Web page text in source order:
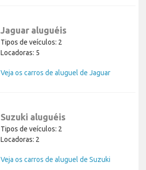
Jaguar aluguéis
Tipos de veículos: 2
Locadoras: 5
Veja os carros de aluguel de Jaguar
Suzuki aluguéis
Tipos de veículos: 2
Locadoras: 2
Veja os carros de aluguel de Suzuki